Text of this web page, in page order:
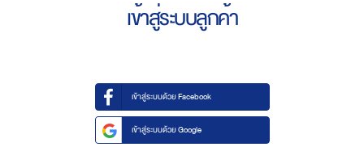
เข้าสู่ระบบลูกค้า
เข้าสู่ระบบด้วย Facebook
เข้าสู่ระบบด้วย Google